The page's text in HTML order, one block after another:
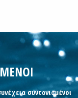
συντονισμένοι